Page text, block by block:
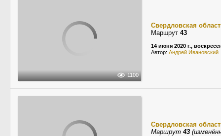
1100
Свердловская
Маршрут 43
14 июня 2020 г.,
Автор: Андрей Ивановский
Свердловская
Маршрут 43